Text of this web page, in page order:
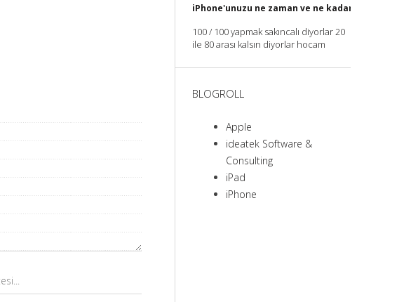
iPhone'unuzu ne zaman ve ne kadar Şarj
100 / 100 yapmak sakıncalı diyorlar 20
ile 80 arası kalsın diyorlar hocam
BLOGROLL
Apple
ideatek Software &
Consulting
iPad
iPhone